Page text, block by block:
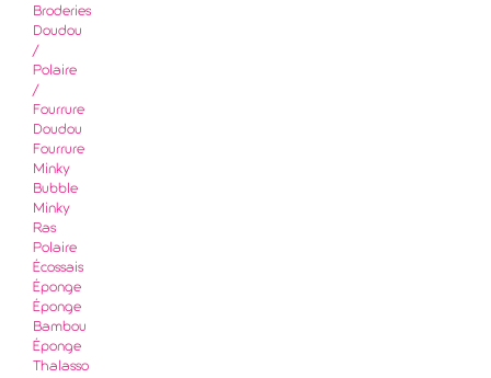
Broderies
Doudou
/
Polaire
/
Fourrure
Doudou
Fourrure
Minky
Bubble
Minky
Ras
Polaire
Écossais
Éponge
Éponge
Bambou
Éponge
Thalasso